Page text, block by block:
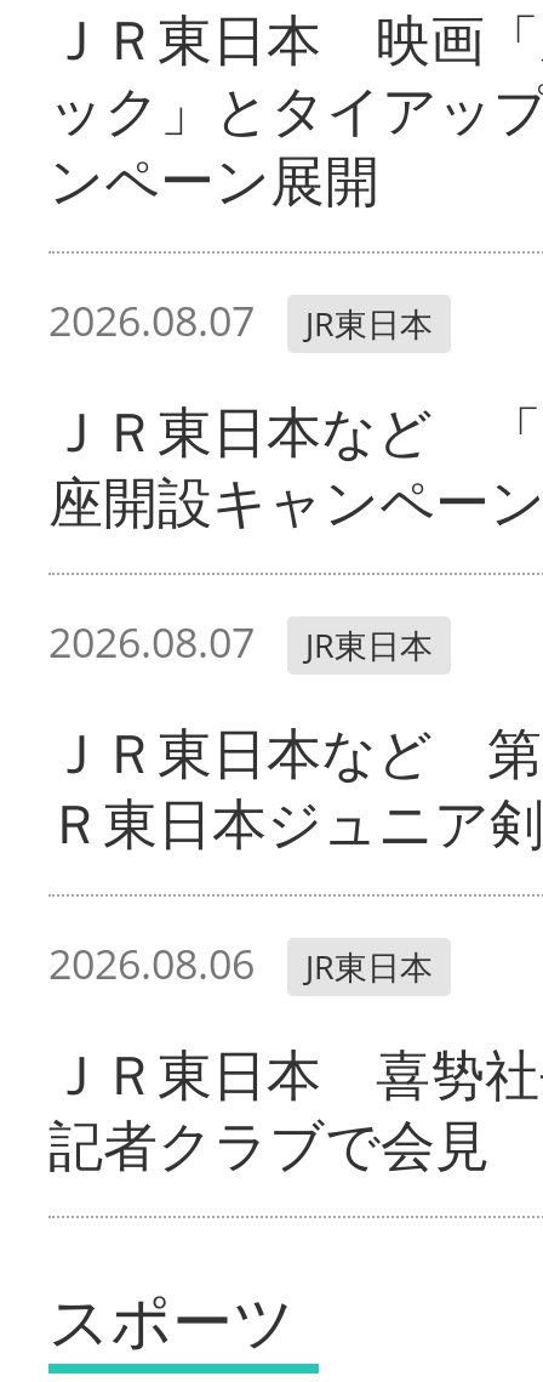
ＪＲ東日本 映画
ック」とタイアッ
ンペーン展開
2026.08.07 JR東日本
ＪＲ東日本など
座開設キャンペー
2026.08.07 JR東日本
ＪＲ東日本など
Ｒ東日本ジュニア
2026.08.06 JR東日本
ＪＲ東日本 喜㔟
記者クラブで会見
スポーツ